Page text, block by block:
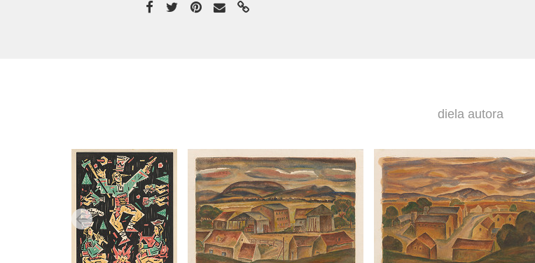
diela autora